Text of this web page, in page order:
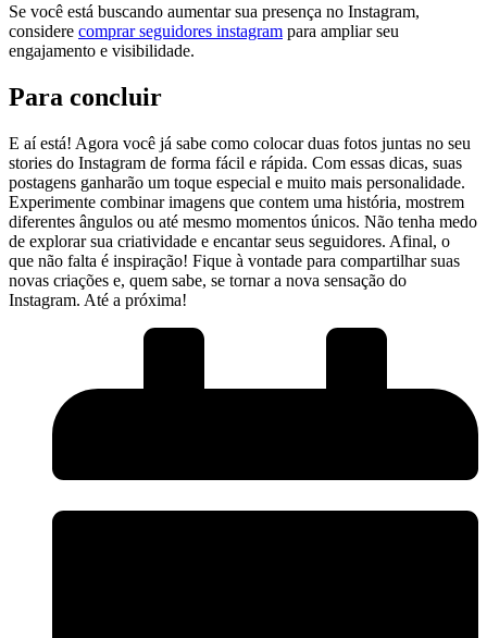
Se ‍você está buscando aumentar sua presença​ no Instagram,
considere comprar seguidores instagram para ampliar ‍seu
engajamento e visibilidade.
Para concluir
E aí está! Agora você já⁣ sabe como colocar duas fotos juntas ​no seu
stories do Instagram de forma fácil e rápida. ⁤Com essas⁣ dicas, suas
postagens ⁢ganharão um toque especial e muito mais personalidade.
‍Experimente‍ combinar imagens que contem uma história, mostrem⁣
diferentes ângulos ou até mesmo momentos ⁣únicos. Não tenha medo
de explorar ⁢sua criatividade e encantar seus⁣ seguidores. ​Afinal,⁢ o
que não falta é inspiração! Fique à vontade para compartilhar ‍suas⁢
novas criações e, quem ​sabe, se tornar a nova sensação do
Instagram. Até a próxima!